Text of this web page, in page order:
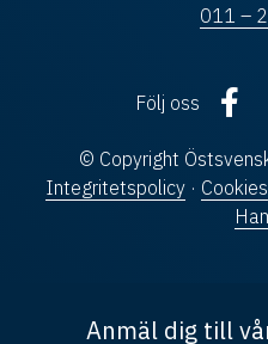
011 –
Följ oss
© Copyright
Integritetspolicy · Cookies
Anmäl dig till